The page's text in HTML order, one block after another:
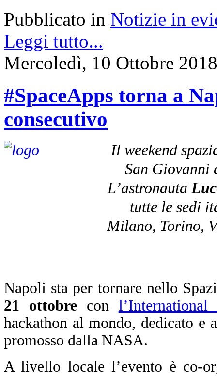
Pubblicato in Notizie in
Leggi tutto...
Mercoledì, 10 Ottobre
#SpaceApps torna a
consecutivo
Il weekend
San Giovanni
L’astronauta
tutte le sedi
Milano, Torino,
Napoli sta per tornare nello
21 ottobrecon
hackathon al mondo, dedicato e
promosso dalla NASA.
A livello locale l’evento è co-